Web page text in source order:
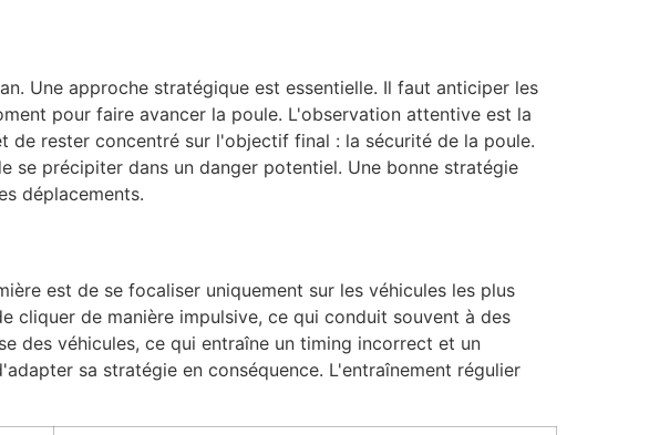
Une approche stratégique est essentielle. Il faut anticiper les
pour faire avancer la poule. L'observation attentive est la
de rester concentré sur l'objectif final : la sécurité de la poule.
précipiter dans un danger potentiel. Une bonne stratégie
déplacements.
est de se focaliser uniquement sur les véhicules les plus
cliquer de manière impulsive, ce qui conduit souvent à des
des véhicules, ce qui entraîne un timing incorrect et un
sa stratégie en conséquence. L'entraînement régulier